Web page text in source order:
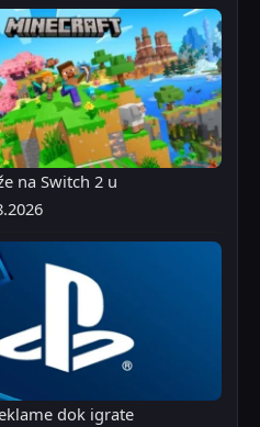
na Switch 2 u
dok igrate